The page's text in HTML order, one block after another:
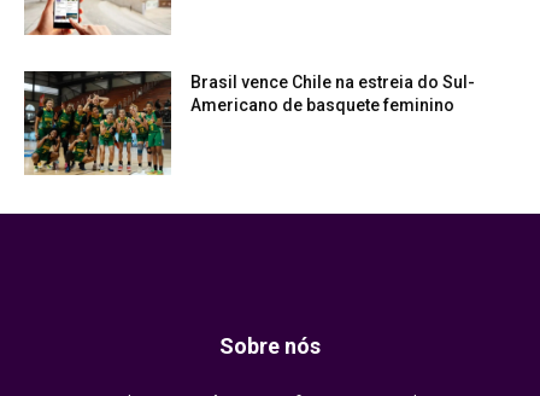
Brasil vence Chile na estreia do Sul-
Americano de basquete feminino
Sobre nós